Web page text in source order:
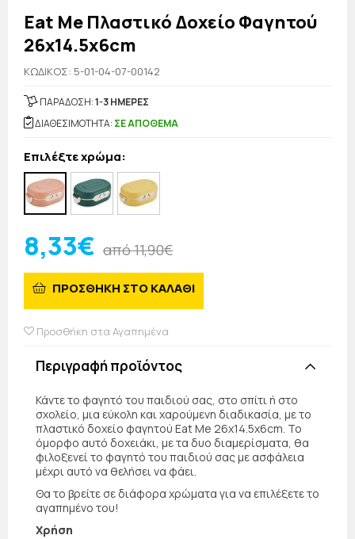
Eat Me Πλαστικό Δοχείο Φαγητού
26x14.5x6cm
KΩΔΙΚΟΣ: 5-01-04-07-00142
ΠΑΡΑΔΟΣΗ:1-3 ΗΜΕΡΕΣ
ΔΙΑΘΕΣΙΜΟΤΗΤΑ: ΣΕ ΑΠΟΘΕΜΑ
Επιλέξτε χρώμα:
8,33€ από 11,90€
ΠΡΟΣΘΗΚΗ ΣΤΟ ΚΑΛΑΘΙ
Προσθήκη στα Αγαπημένα
Περιγραφή προϊόντος
Κάντε το φαγητό του παιδιού σας, στο σπίτι ή στο
σχολείο, μια εύκολη και χαρούμενη διαδικασία, με το
πλαστικό δοχείο φαγητού Eat Me 26x14.5x6cm. Το
όμορφο αυτό δοχειάκι, με τα δυο διαμερίσματα, θα
φιλοξενεί το φαγητό του παιδιού σας με ασφάλεια
μέχρι αυτό να θελήσει να φάει.
Θα το βρείτε σε διάφορα χρώματα για να επιλέξετε το
αγαπημένο του!
Χρήση